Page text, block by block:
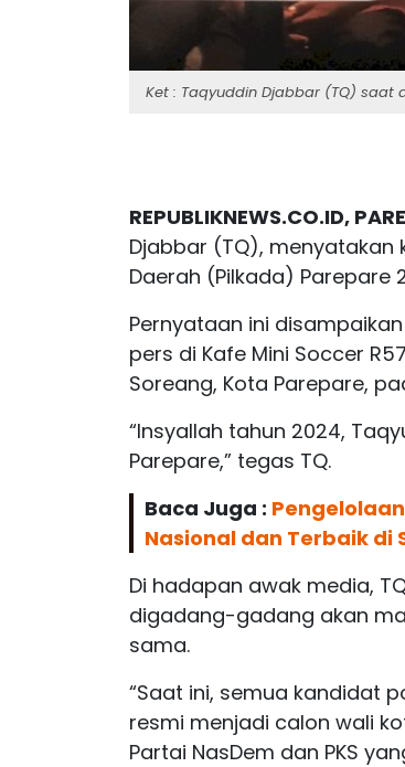
Ket : Taqyuddin Djabbar (TQ) saat
REPUBLIKNEWS.CO.ID,
Djabbar (TQ), menyatakan
Daerah (Pilkada) Parepare
Pernyataan ini
pers di Kafe Mini Soccer
Soreang, Kota Parepare,
“Insyallah tahun 2024,
Parepare,” tegas TQ.
Baca Juga :
Nasional dan Terbaik di
Di hadapan awak media,
digadang-gadang akan
sama.
“Saat ini, semua kandidat
resmi menjadi calon wali
Partai NasDem dan PKS